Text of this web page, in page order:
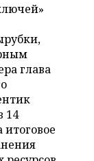
глава
14